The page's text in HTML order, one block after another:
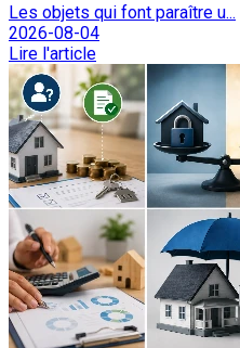
Les objets qui font paraître u...
2026-08-04
Lire l'article